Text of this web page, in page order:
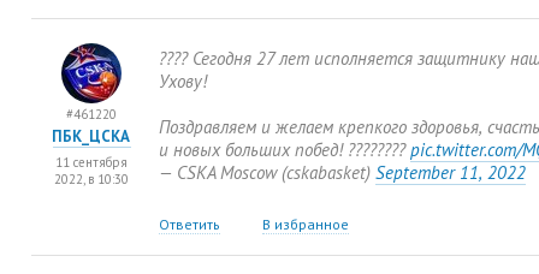
???? Сегодня 27 лет исполняется защитнику
Ухову!
Поздравляем и желаем крепкого здоровья,
и новых больших побед! ????????pic.twitter.com/
— CSKA Moscow (cskabasket) September 11, 2022
Ответить В избранное
#461220
ПБК_ЦСКА
11 сентября
2022, в 10:30